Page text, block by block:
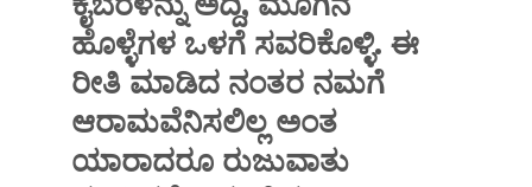
ಹೊಳ್ಳೆಗಳ ಒಳಗೆ ಸವರಿಕೊಳ್ಳಿ. ಈ
ರೀತಿ ಮಾಡಿದ ನಂತರ ನಮಗೆ
ಆರಾಮವೆನಿಸಲಿಲ್ಲ ಅಂತ
ಯಾರಾದರೂ ರುಜುವಾತು